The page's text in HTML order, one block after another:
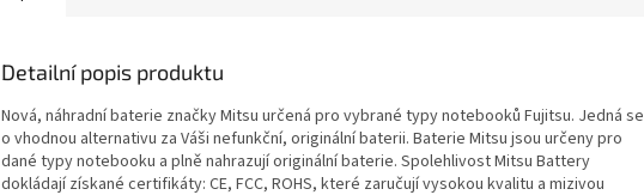
Detailní popis produktu
Nová, náhradní baterie značky Mitsu určená pro vybrané typy notebooků Fujitsu. Jedná se
o vhodnou alternativu za Váši nefunkční, originální baterii. Baterie Mitsu jsou určeny pro
dané typy notebooku a plně nahrazují originální baterie. Spolehlivost Mitsu Battery
dokládají získané certifikáty: CE, FCC, ROHS, které zaručují vysokou kvalitu a mizivou